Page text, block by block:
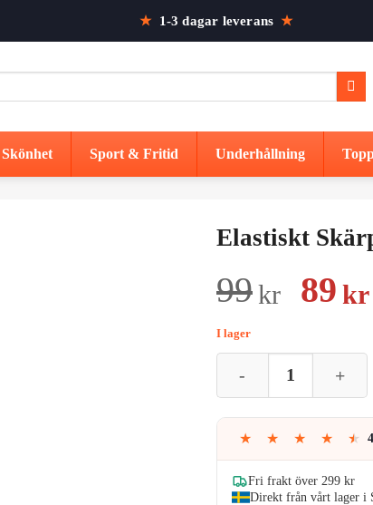
★ 1-3 dagar leverans ★
Skönhet Sport & Fritid Underhållning
Elastiskt
99kr
Det
var:
89 kr
I lager
★ ★ ★ ★ ★
Fri frakt över 299 kr
Direkt från vårt lager i